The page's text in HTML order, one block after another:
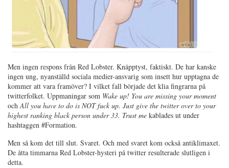
Men ingen respons från Red Lobster. Knäpptyst, faktiskt. De har kanske
ingen ung, nyanställd sociala medier-ansvarig som insett hur upptagna de
kommer att vara framöver? I vilket fall började det klia fingrarna på
twitterfolket. Uppmaningar som Wake up! You are missing your moment
ochAll you have to do is NOT fuck up. Just give the twitter over to your
highest ranking black person under 33. Trust me kablades ut under
hashtaggen #Formation.
Men så kom det till slut. Svaret. Och med svaret kom också antiklimaxet.
De åtta timmarna Red Lobster-hysteri på twitter resulterade slutligen i
detta.